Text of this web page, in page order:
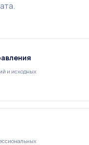
и исходных